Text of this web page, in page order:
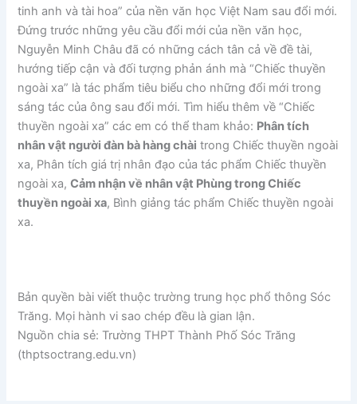
tinh anh và tài hoa” của nền văn học Việt Nam sau đổi mới.
Đứng trước những yêu cầu đổi mới của nền văn học,
Nguyễn Minh Châu đã có những cách tân cả về đề tài,
hướng tiếp cận và đối tượng phản ánh mà “Chiếc thuyền
ngoài xa” là tác phẩm tiêu biểu cho những đổi mới trong
sáng tác của ông sau đổi mới. Tìm hiểu thêm về “Chiếc
thuyền ngoài xa” các em có thể tham khảo: Phân tích
nhân vật người đàn bà hàng chài trong Chiếc thuyền ngoài
xa, Phân tích giá trị nhân đạo của tác phẩm Chiếc thuyền
ngoài xa,Cảm nhận về nhân vật Phùng trong Chiếc
thuyền ngoài xa, Bình giảng tác phẩm Chiếc thuyền ngoài
xa.
Bản quyền bài viết thuộc trường trung học phổ thông Sóc
Trăng. Mọi hành vi sao chép đều là gian lận.
Nguồn chia sẻ: Trường THPT Thành Phố Sóc Trăng
(thptsoctrang.edu.vn)